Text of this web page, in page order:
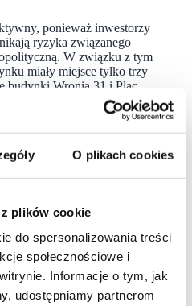
O plikach cookies
plików cookie
do spersonalizowania treści
społecznościowe i
Informacje o tym, jak
udostępniamy partnerom
ponieważ inwestorzy
ryzyka związanego
W związku z tym
miały miejsce tylko trzy
budynki Wronia 31 i Plac
oraz High5ive I&II
„value-add”
choć ostrożną, aktywność,
za aktywa.” – komentuje
w Avison Young.
podejścia
w miastach
lokalizacjach
mogą być nadal
instytucjonalnych, jak
połowie 2025 r.,
zlokalizowanych poza
50% wolumenu sektora.